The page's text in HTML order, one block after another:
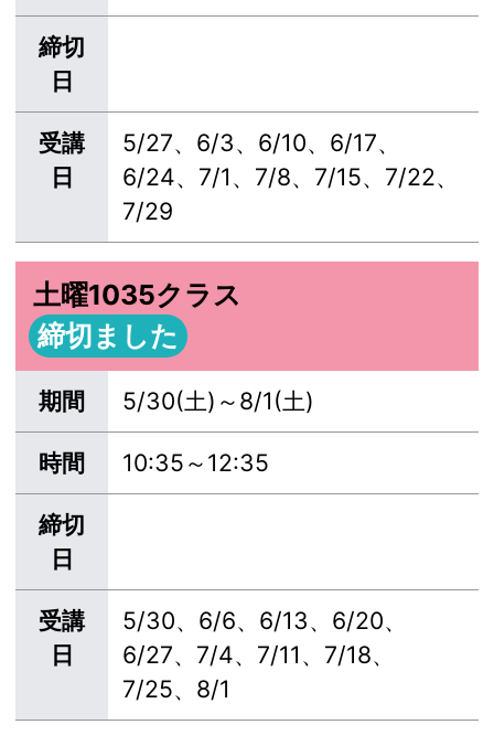
締切
日
受講
日
5/27、6/3、6/10、6/17、
6/24、7/1、7/8、7/15、7/22、
7/29
土曜1035クラス
締切ました
期間 5/30(土)～8/1(土)
時間 10:35～12:35
締切
日
受講
日
5/30、6/6、6/13、6/20、
6/27、7/4、7/11、7/18、
7/25、8/1